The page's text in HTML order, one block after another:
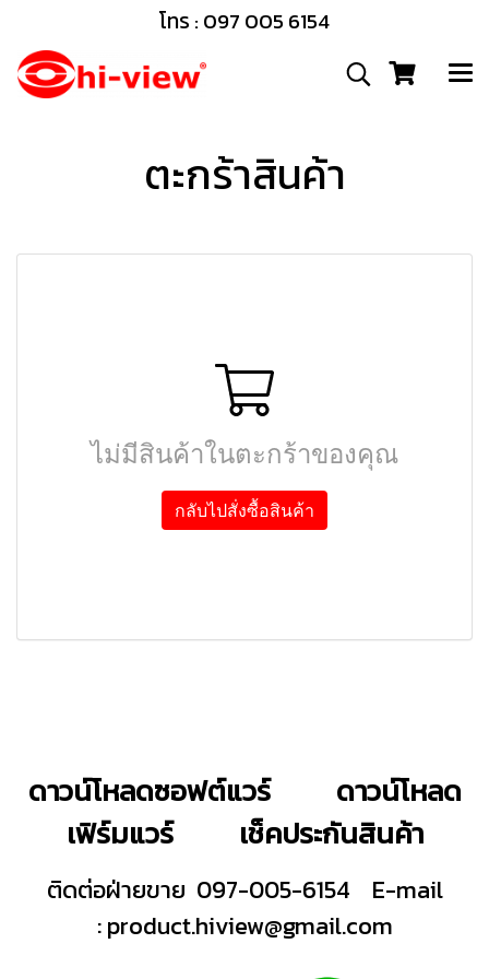
โทร : 097 005 6154
ตะกร้าสินค้า
ไม่มีสินค้าในตะกร้าของคุณ
กลับไปสั่งซื้อสินค้า
ดาวน์โหลดซอฟต์แวร์
ดาวน์โหลด
เฟิร์มแวร์
เช็คประกันสินค้า
ติดต่อฝ่ายขาย 097-005-6154
E-mail
:product.hiview@gmail.com